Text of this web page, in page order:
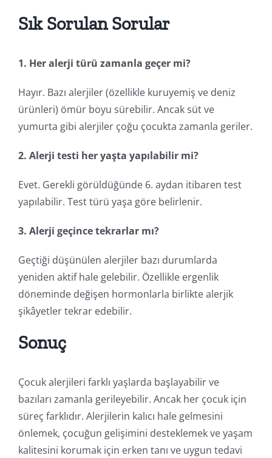
Sık Sorulan Sorular
1. Her alerji türü zamanla geçer mi?
Hayır. Bazı alerjiler (özellikle kuruyemiş ve deniz
ürünleri) ömür boyu sürebilir. Ancak süt ve
yumurta gibi alerjiler çoğu çocukta zamanla geriler.
2. Alerji testi her yaşta yapılabilir mi?
Evet. Gerekli görüldüğünde 6. aydan itibaren test
yapılabilir. Test türü yaşa göre belirlenir.
3. Alerji geçince tekrarlar mı?
Geçtiği düşünülen alerjiler bazı durumlarda
yeniden aktif hale gelebilir. Özellikle ergenlik
döneminde değişen hormonlarla birlikte alerjik
şikâyetler tekrar edebilir.
Sonuç
Çocuk alerjileri farklı yaşlarda başlayabilir ve
bazıları zamanla gerileyebilir. Ancak her çocuk için
süreç farklıdır. Alerjilerin kalıcı hale gelmesini
önlemek, çocuğun gelişimini desteklemek ve yaşam
kalitesini korumak için erken tanı ve uygun tedavi